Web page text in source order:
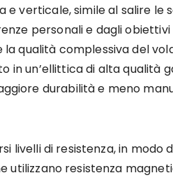
verticale, simile al salire le
personali e dagli obiettivi
qualità complessiva del
in un’ellittica di alta qualità
durabilità e meno
livelli di resistenza, in modo
utilizzano resistenza